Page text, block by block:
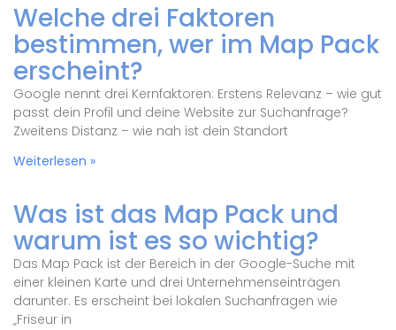
Welche drei Faktoren
bestimmen, wer im Map Pack
erscheint?
Google nennt drei Kernfaktoren: Erstens Relevanz – wie gut
passt dein Profil und deine Website zur Suchanfrage?
Zweitens Distanz – wie nah ist dein Standort
Weiterlesen »
Was ist das Map Pack und
warum ist es so wichtig?
Das Map Pack ist der Bereich in der Google-Suche mit
einer kleinen Karte und drei Unternehmenseinträgen
darunter. Es erscheint bei lokalen Suchanfragen wie
„Friseur in